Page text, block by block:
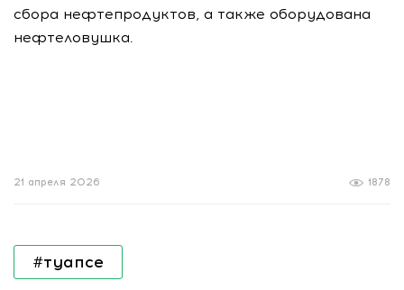
сбора нефтепродуктов, а также оборудована
нефтеловушка.
1878
21 апреля 2026
#туапсе